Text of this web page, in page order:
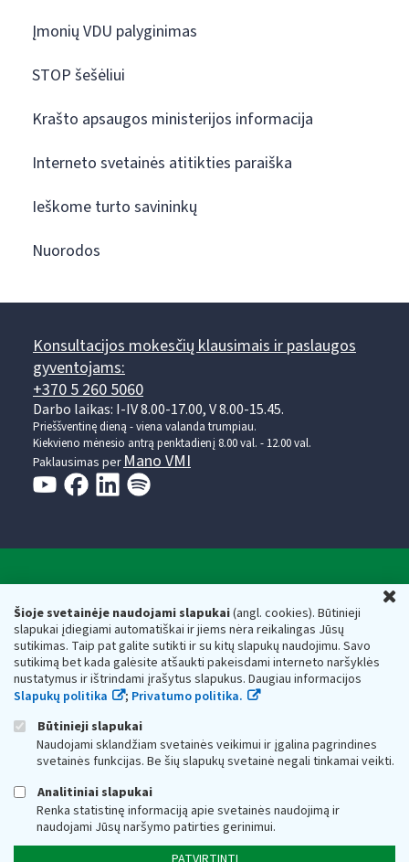
Šioje svetainėje naudojami slapukai(angl. cookies). Būtinieji
slapukai įdiegiami automatiškai ir jiems nėra reikalingas Jūsų
sutikimas. Taip pat galite sutikti ir su kitų slapukų naudojimu. Savo
sutikimą bet kada galėsite atšaukti pakeisdami interneto naršyklės
nustatymus ir ištrindami įrašytus slapukus. Daugiau informacijos
Slapukų politika
; Privatumo politika.
Būtinieji slapukai
Naudojami sklandžiam svetainės veikimui ir įgalina pagrindines
svetainės funkcijas. Be šių slapukų svetainė negali tinkamai veikti.
Analitiniai slapukai
Renka statistinę informaciją apie svetainės naudojimą ir
naudojami Jūsų naršymo patirties gerinimui.
Įmonių VDU palyginimas
STOP šešėliui
Krašto apsaugos ministerijos informacija
Interneto svetainės atitikties paraiška
Ieškome turto savininkų
Nuorodos
Konsultacijos mokesčių klausimais ir paslaugos
gyventojams:
+370 5 260 5060
Darbo laikas: I-IV 8.00-17.00, V 8.00-15.45.
Prieššventinę dieną - viena valanda trumpiau.
Kiekvieno mėnesio antrą penktadienį 8.00 val. - 12.00 val.
Paklausimas per Mano VMI
Respublikos finansų ministerijos
Biudžetinė įstaiga. Juridinio asmens kodas — 188659752,
adresas: Vasario 16-osios g. 14, 01107 Vilnius, Lietuva, el.paštas:
vmi@vmi.lt, E. pristatymo dėžutės adresas 188659752
Duomenys apie Valstybinę mokesčių inspekciją prie Lietuvos
Respublikos finansų ministerijos kaupiami ir saugomi Juridinių